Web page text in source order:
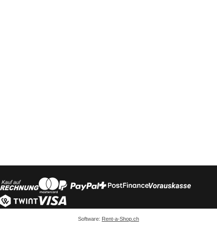
Software: Rent-a-Shop.ch